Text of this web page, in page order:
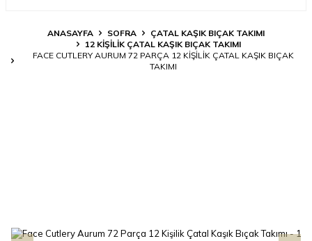
ANASAYFA SOFRA
ÇATAL KAŞIK BIÇAK TAKIMI
12 KIŞILIK ÇATAL KAŞIK BIÇAK TAKIMI
FACE CUTLERY AURUM 72 PARÇA 12 KIŞILIK ÇATAL KAŞIK BIÇAK
TAKIMI